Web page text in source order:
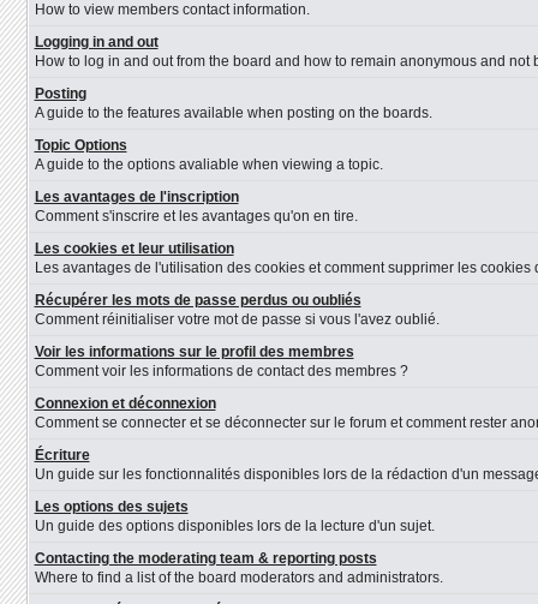
How to view members contact information.
Logging in and out
How to log in and out from the board and how to remain anonymous and not
Posting
A guide to the features available when posting on the boards.
Topic Options
A guide to the options avaliable when viewing a topic.
Les avantages de l'inscription
Comment s'inscrire et les avantages qu'on en tire.
Les cookies et leur utilisation
Les avantages de l'utilisation des cookies et comment supprimer les cookies
Récupérer les mots de passe perdus ou oubliés
Comment réinitialiser votre mot de passe si vous l'avez oublié.
Voir les informations sur le profil des membres
Comment voir les informations de contact des membres ?
Connexion et déconnexion
Comment se connecter et se déconnecter sur le forum et comment rester
Écriture
Un guide sur les fonctionnalités disponibles lors de la rédaction d'un
Les options des sujets
Un guide des options disponibles lors de la lecture d'un sujet.
Contacting the moderating team & reporting posts
Where to find a list of the board moderators and administrators.